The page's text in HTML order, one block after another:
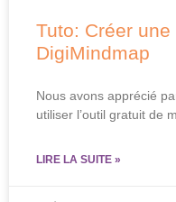
Tuto: Créer
DigiMindmap
Nous avons apprécié
utiliser l’outil gratuit de
LIRE LA SUITE »